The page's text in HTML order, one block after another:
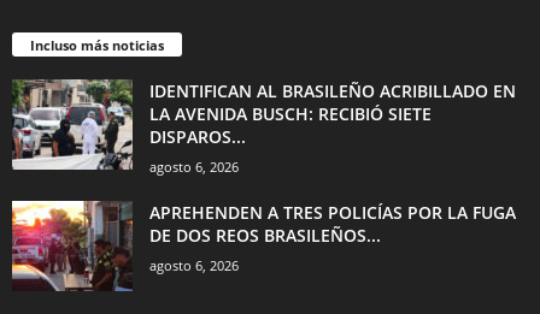
Incluso más noticias
IDENTIFICAN AL BRASILEÑO ACRIBILLADO EN
LA AVENIDA BUSCH: RECIBIÓ SIETE
DISPAROS...
agosto 6, 2026
APREHENDEN A TRES POLICÍAS POR LA FUGA
DE DOS REOS BRASILEÑOS...
agosto 6, 2026